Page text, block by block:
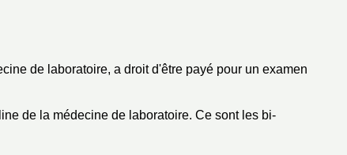
de laboratoire, a droit d'être payé pour un examen
de la médecine de laboratoire. Ce sont les bi-